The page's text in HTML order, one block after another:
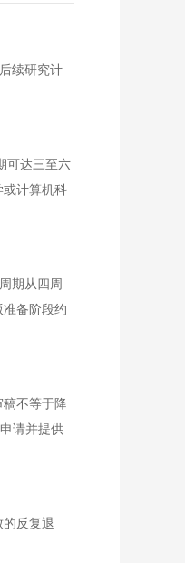
续研究计
可达三至六
计算机科
期从四周
备阶段约
不等于降
请并提供
反复退